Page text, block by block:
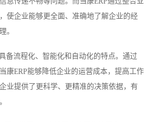
使企业能够更全面、准确地了解企业的经
。
备流程化、智能化和自动化的特点。通过
康ERP能够降低企业的运营成本，提高工作
业提供了更科学、更精准的决策依据，有